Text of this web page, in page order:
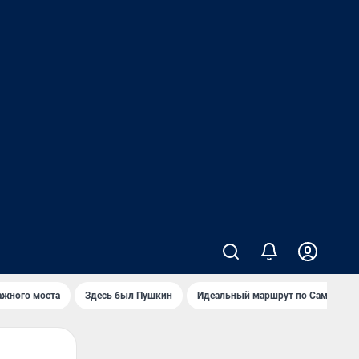
моста Здесь был Пушкин Идеальный маршрут по Самаре